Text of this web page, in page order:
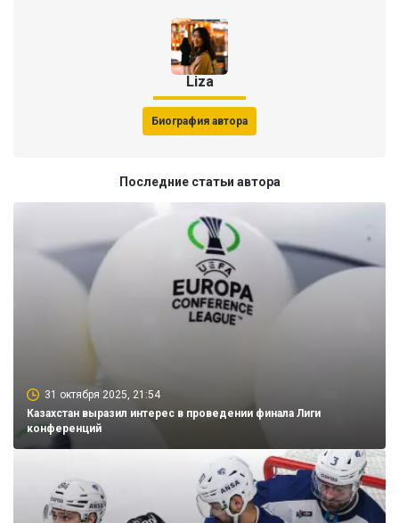
Liza
Биография автора
Последние статьи автора
31 октября 2025, 21:54
Казахстан выразил интерес в проведении финала Лиги
конференций